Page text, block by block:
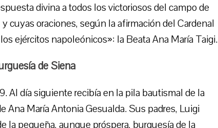
divina a todos los victoriosos del campo de
cuyas oraciones, según la afirmación del Cardenal
ejércitos napoleónicos»: la Beata Ana María Taigi.
de Siena
Al día siguiente recibía en la pila bautismal de la
Ana María Antonia Gesualda. Sus padres, Luigi
la pequeña, aunque próspera, burguesía de la